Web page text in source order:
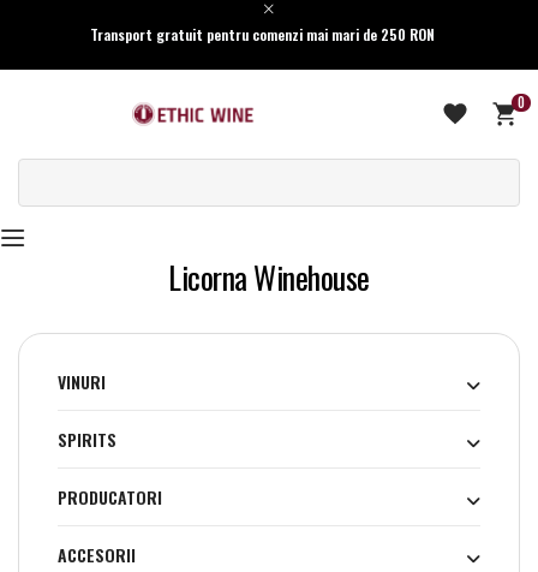
Transport gratuit pentru comenzi mai mari de 250 RON
0
Licorna Winehouse
VINURI
SPIRITS
PRODUCATORI
ACCESORII